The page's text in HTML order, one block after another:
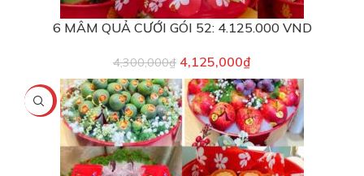
6 MÂM QUẢ CƯỚI GÓI 52: 4.125.000 VND
4,300,000₫ 4,125,000₫
-3%